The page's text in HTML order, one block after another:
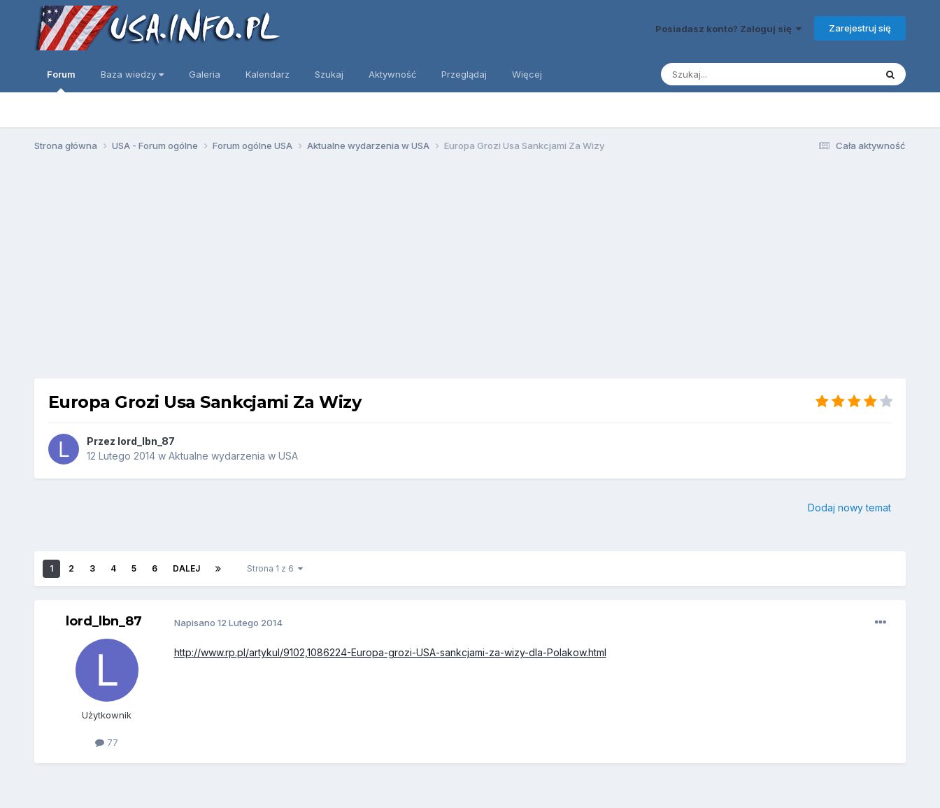
Posiadasz konto? Zaloguj się Zarejestruj się
Forum Baza wiedzy Galeria Kalendarz Szukaj Aktywność Przeglądaj Więcej
Cała aktywność
Strona główna USA - Forum ogólne Forum ogólne USA Aktualne wydarzenia w USA Europa Grozi Usa Sankcjami Za Wizy
Europa Grozi Usa Sankcjami Za Wizy
Przez lord_lbn_87
12 Lutego 2014w Aktualne wydarzenia w USA
Dodaj nowy temat
1 2 3 4 5 6 DALEJ Strona 1 z 6
lord_lbn_87
Użytkownik
77
Napisano 12 Lutego 2014
http://www.rp.pl/artykul/9102,1086224-Europa-grozi-USA-sankcjami-za-wizy-dla-Polakow.html